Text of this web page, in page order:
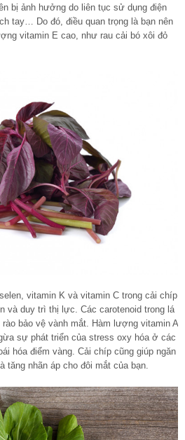
bị ảnh hưởng do liên tục sử dụng điện
tay… Do đó, điều quan trọng là bạn nên
vitamin E cao, như rau cải bó xôi đỏ
vitamin K và vitamin C trong cải chíp
và duy trì thị lực. Các carotenoid trong lá
bảo vệ vành mắt. Hàm lượng vitamin A
sự phát triển của stress oxy hóa ở các
hóa điểm vàng. Cải chíp cũng giúp ngăn
tăng nhãn áp cho đôi mắt của bạn.